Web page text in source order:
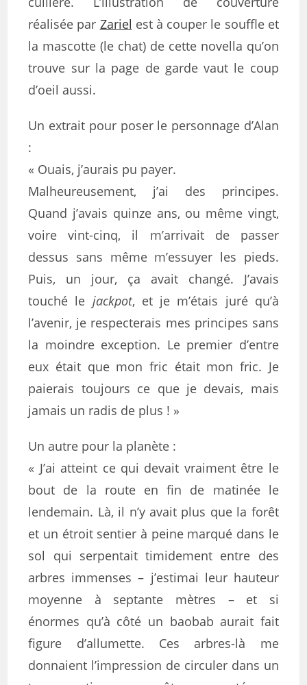
réalisée par Zariel est à couper le souffle et
la mascotte (le chat) de cette novella qu’on
trouve sur la page de garde vaut le coup
d’oeil aussi.
Un extrait pour poser le personnage d’Alan
:
« Ouais, j’aurais pu payer.
Malheureusement, j’ai des principes.
Quand j’avais quinze ans, ou même vingt,
voire vint-cinq, il m’arrivait de passer
dessus sans même m’essuyer les pieds.
Puis, un jour, ça avait changé. J’avais
touché le jackpot, et je m’étais juré qu’à
l’avenir, je respecterais mes principes sans
la moindre exception. Le premier d’entre
eux était que mon fric était mon fric. Je
paierais toujours ce que je devais, mais
jamais un radis de plus ! »
Un autre pour la planète :
« J’ai atteint ce qui devait vraiment être le
bout de la route en fin de matinée le
lendemain. Là, il n’y avait plus que la forêt
et un étroit sentier à peine marqué dans le
sol qui serpentait timidement entre des
arbres immenses – j’estimai leur hauteur
moyenne à septante mètres – et si
énormes qu’à côté un baobab aurait fait
figure d’allumette. Ces arbres-là me
donnaient l’impression de circuler dans un